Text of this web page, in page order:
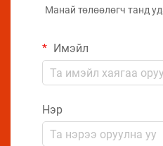
Манай төлөөлөгч танд
Имэйл
Нэр